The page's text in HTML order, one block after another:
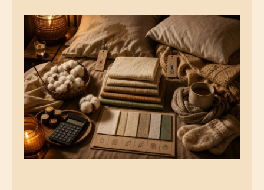
在
夜
晚
進
行
資
料
整